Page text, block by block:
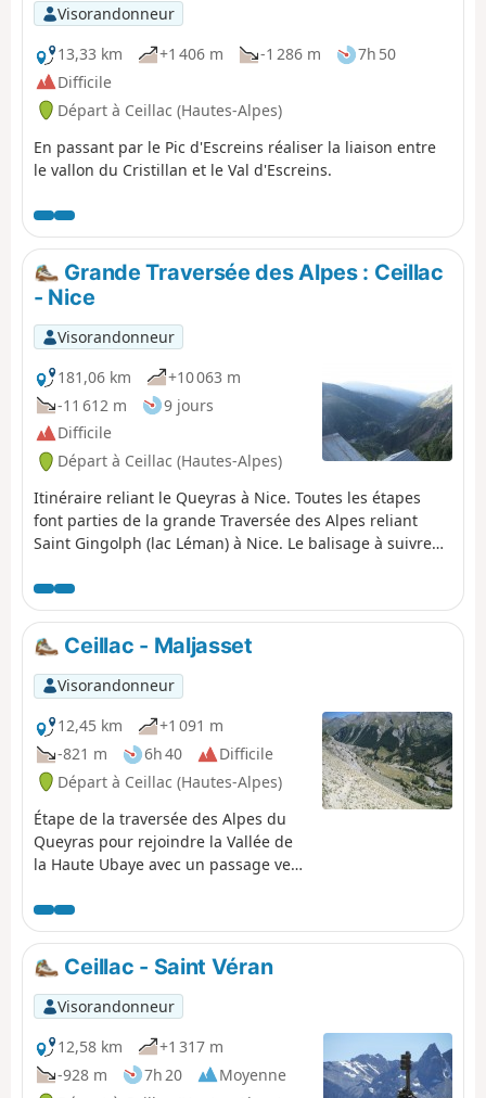
Visorandonneur
13,33 km
+1 406 m -1 286 m
7h 50
Difficile
Départ à Ceillac (Hautes-Alpes)
En passant par le Pic d'Escreins réaliser la liaison entre
le vallon du Cristillan et le Val d'Escreins.
Grande Traversée des Alpes : Ceillac
- Nice
Visorandonneur
181,06 km
+10 063 m
-11 612 m
9 jours
Difficile
Départ à Ceillac (Hautes-Alpes)
Itinéraire reliant le Queyras à Nice. Toutes les étapes
font parties de la grande Traversée des Alpes reliant
Saint Gingolph (lac Léman) à Nice. Le balisage à suivre
randonner en admirant les différents paysages sans
toujours être concentré sur une carte IGN. Les régions
traversées sont le Queyras, la Haute Ubaye, le
Mercantour, la Haute Tinée, la Vésubie et l'arrière Pays
Niçois.
Ceillac - Maljasset
Visorandonneur
12,45 km
+1 091 m
-821 m
6h 40
Difficile
Départ à Ceillac (Hautes-Alpes)
Étape de la traversée des Alpes du
Queyras pour rejoindre la Vallée de
la Haute Ubaye avec un passage vers
Ceillac - Saint Véran
Visorandonneur
12,58 km
+1 317 m
-928 m
7h 20
Moyenne